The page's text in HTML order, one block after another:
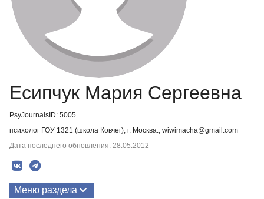
Есипчук Мария Сергеевна
PsyJournalsID: 5005
психолог ГОУ 1321 (школа Ковчег), г. Москва., wiwimacha@gmail.com
Дата последнего обновления: 28.05.2012
Меню раздела